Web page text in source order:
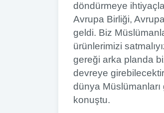
döndürmeye
Avrupa Birliği,
geldi. Biz
ürünlerimizi
gereği arka planda
devreye
dünya Müslümanları
konuştu.